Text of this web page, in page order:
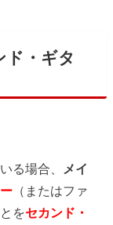
ド・ギタ
る場合、
メイ
（またはファ
をセカンド・